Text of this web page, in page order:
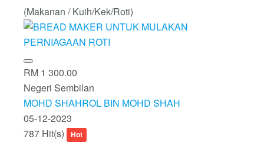
(Makanan / Kuih/Kek/Roti)
RM 1 300.00
Negeri Sembilan
MOHD SHAHROL BIN MOHD SHAH
05-12-2023
787 Hit(s)
Hot